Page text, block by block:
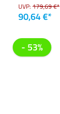
UVP: 179,69 €*
90,64 €*
- 53%